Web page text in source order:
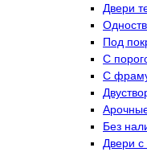
Двери
Под
С
С
Без
Двери с